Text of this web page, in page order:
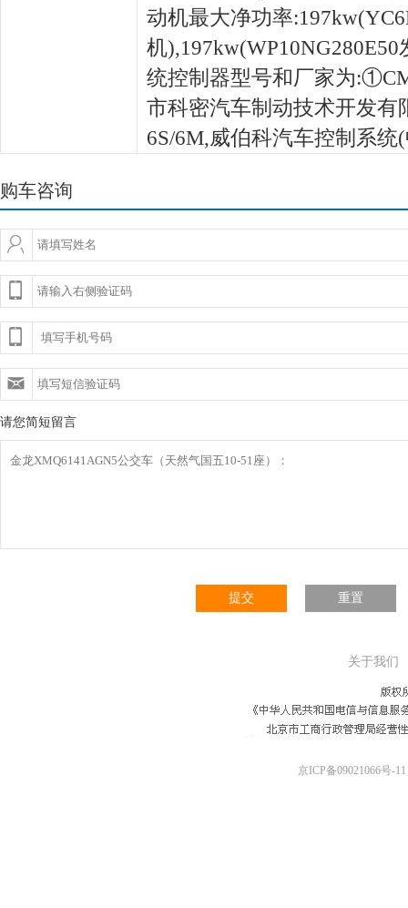
动机最大净功率
机
统控制器型号和厂家为
市科密汽车制动技术开发
6S/6M,威伯科汽车控制系统
购车咨询
请您简短留言
提交 重置
关于我们
京ICP备09021066号-11